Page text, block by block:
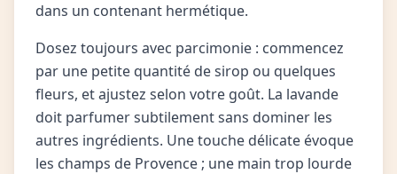
dans un contenant hermétique.
Dosez toujours avec parcimonie : commencez
par une petite quantité de sirop ou quelques
fleurs, et ajustez selon votre goût. La lavande
doit parfumer subtilement sans dominer les
autres ingrédients. Une touche délicate évoque
les champs de Provence ; une main trop lourde